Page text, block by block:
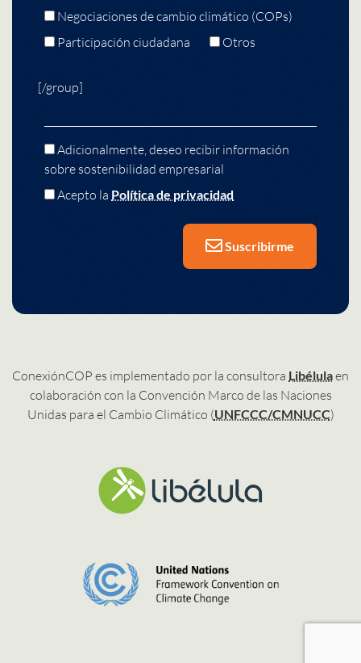
Negociaciones de cambio climático (COPs)
Participación ciudadana
Otros
[/group]
Adicionalmente, deseo recibir información
sobre sostenibilidad empresarial
Acepto la Política de privacidad
Suscribirme
ConexiónCOP es implementado por la consultora Libélulaen
colaboración con la Convención Marco de las Naciones
Unidas para el Cambio Climático (UNFCCC/CMNUCC)